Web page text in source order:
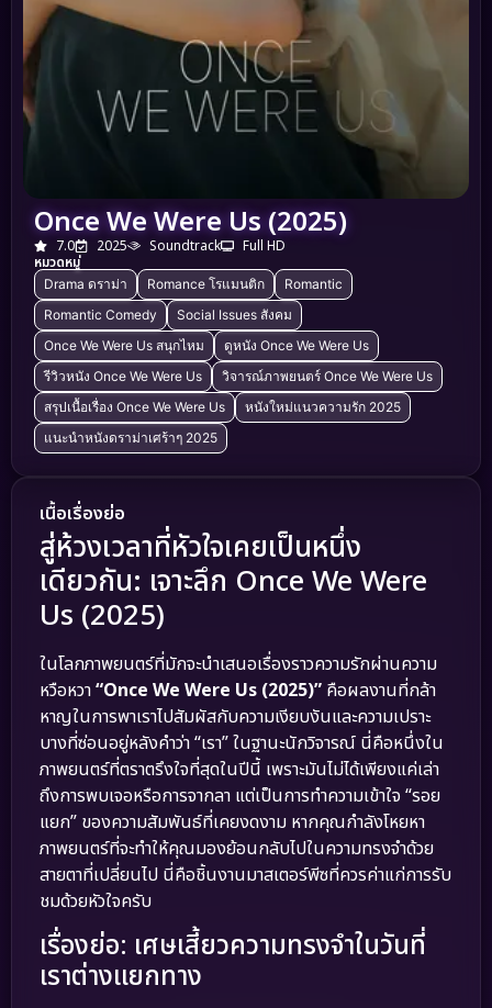
Once We Were Us (2025)
7.0 2025 Soundtrack
Full HD
หมวดหมู่
Drama ดราม่า Romance โรแมนติก
Romantic
Romantic Comedy
Social Issues สังคม
Once We Were Us สนุกไหม
ดูหนัง Once We Were Us
รีวิวหนัง Once We Were Us
วิจารณ์ภาพยนตร์ Once We Were Us
สรุปเนื้อเรื่อง Once We Were Us
หนังใหม่แนวความรัก 2025
แนะนำหนังดราม่าเศร้าๆ 2025
เนื้อเรื่องย่อ
สู่ห้วงเวลาที่หัวใจเคยเป็นหนึ่ง
เดียวกัน: เจาะลึก Once We Were
Us (2025)
ในโลกภาพยนตร์ที่มักจะนำเสนอเรื่องราวความรักผ่านความ
หวือหวา“Once We Were Us (2025)” คือผลงานที่กล้า
หาญในการพาเราไปสัมผัสกับความเงียบงันและความเปราะ
บางที่ซ่อนอยู่หลังคำว่า “เรา” ในฐานะนักวิจารณ์ นี่คือหนึ่งใน
ภาพยนตร์ที่ตราตรึงใจที่สุดในปีนี้ เพราะมันไม่ได้เพียงแค่เล่า
ถึงการพบเจอหรือการจากลา แต่เป็นการทำความเข้าใจ “รอย
แยก” ของความสัมพันธ์ที่เคยงดงาม หากคุณกำลังโหยหา
ภาพยนตร์ที่จะทำให้คุณมองย้อนกลับไปในความทรงจำด้วย
สายตาที่เปลี่ยนไป นี่คือชิ้นงานมาสเตอร์พีซที่ควรค่าแก่การรับ
ชมด้วยหัวใจครับ
เรื่องย่อ: เศษเสี้ยวความทรงจำในวันที่
เราต่างแยกทาง